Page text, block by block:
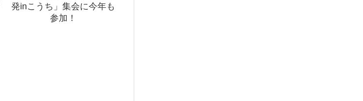
発inこうち」集会に今年も
参加！